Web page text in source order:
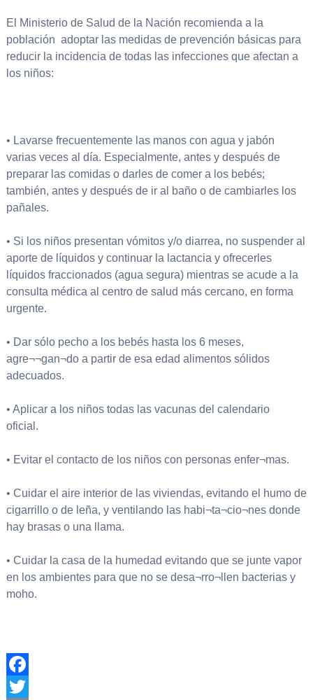
El Ministerio de Salud de la Nación recomienda a la
población adoptar las medidas de prevención básicas para
reducir la incidencia de todas las infecciones que afectan a
los niños:
• Lavarse frecuentemente las manos con agua y jabón
varias veces al día. Especialmente, antes y después de
preparar las comidas o darles de comer a los bebés;
también, antes y después de ir al baño o de cambiarles los
pañales.
• Si los niños presentan vómitos y/o diarrea, no suspender al
aporte de líquidos y continuar la lactancia y ofrecerles
líquidos fraccionados (agua segura) mientras se acude a la
consulta médica al centro de salud más cercano, en forma
urgente.
• Dar sólo pecho a los bebés hasta los 6 meses,
agre¬¬gan¬do a partir de esa edad alimentos sólidos
adecuados.
• Aplicar a los niños todas las vacunas del calendario
oficial.
• Evitar el contacto de los niños con personas enfer¬mas.
• Cuidar el aire interior de las viviendas, evitando el humo de
cigarrillo o de leña, y ventilando las habi¬ta¬cio¬nes donde
hay brasas o una llama.
• Cuidar la casa de la humedad evitando que se junte vapor
en los ambientes para que no se desa¬rro¬llen bacterias y
moho.
Facebook